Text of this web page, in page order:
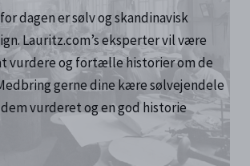
dagen er sølv og skandinavisk
Lauritz.com’s eksperter vil være
vurdere og fortælle historier om de
gerne dine kære sølvejendele
vurderet og en god historie